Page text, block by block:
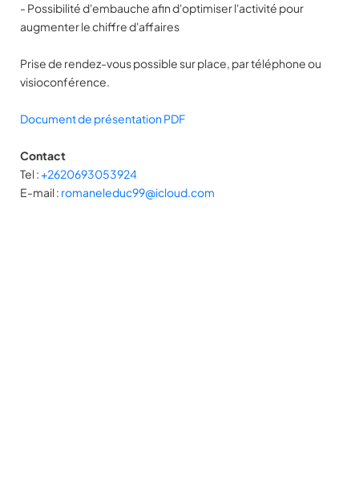
- Possibilité d'embauche afin d'optimiser l'activité pour
augmenter le chiffre d'affaires
Prise de rendez-vous possible sur place, par téléphone ou
visioconférence.
Document de présentation PDF
Contact
Tel :+2620693053924
E-mail : romaneleduc99@icloud.com